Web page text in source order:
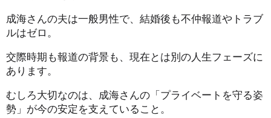
成海さんの夫は一般男性で、結婚後も不仲報道やトラブ
ルはゼロ。
交際時期も報道の背景も、現在とは別の人生フェーズに
あります。
むしろ大切なのは、成海さんの「プライベートを守る姿
勢」が今の安定を支えていること。